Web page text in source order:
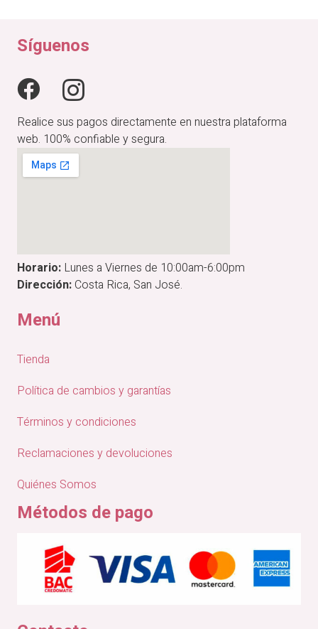
₡24,900.00.
Síguenos
Realice sus pagos directamente en nuestra plataforma
web. 100% confiable y segura.
Horario: Lunes a Viernes de 10:00am-6:00pm
Dirección:Costa Rica, San José.
Menú
Tienda
Política de cambios y garantías
Términos y condiciones
Reclamaciones y devoluciones
Quiénes Somos
Métodos de pago